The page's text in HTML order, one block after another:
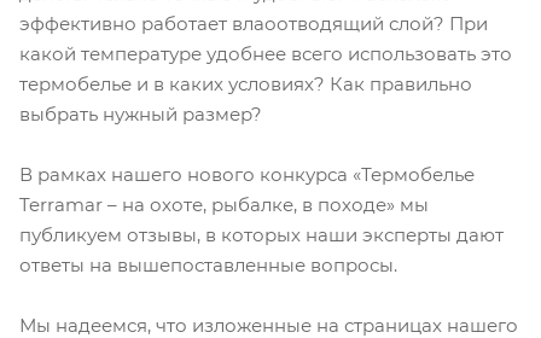
эффективно работает влаоотводящий слой? При
какой температуре удобнее всего использовать это
термобелье и в каких условиях? Как правильно
выбрать нужный размер?
В рамках нашего нового конкурса «Термобелье
Terramar – на охоте, рыбалке, в походе» мы
публикуем отзывы, в которых наши эксперты дают
ответы на вышепоставленные вопросы.
Мы надеемся, что изложенные на страницах нашего